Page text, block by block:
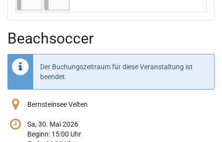
Beachsoccer
Der Buchungszeitraum für diese Veranstaltung ist
beendet.
Bernsteinsee Velten
Sa, 30. Mai 2026
Beginn: 15:00 Uhr